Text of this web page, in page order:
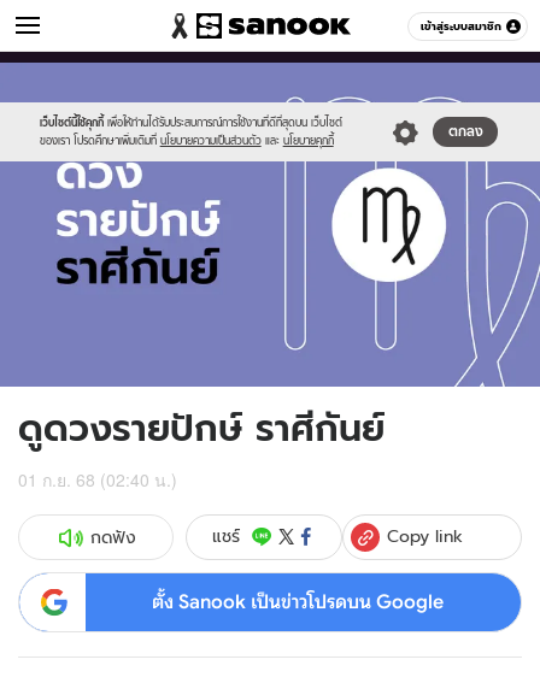
เข้าสู่ระบบสมาชิก
ดูดวง หมวดอื่นๆ
เว็บไซต์นี้ใช้คุกกี้ เพื่อให้ท่านได้รับประสบการณ์การใช้งานที่ดีที่สุดบน เว็บไซต์
ของเรา โปรดศึกษาเพิ่มเติมที่ นโยบายความเป็นส่วนตัว และ นโยบายคุกกี้
ตกลง
new-
sanook.png
virgo.jpg
ดูดวงรายปักษ์ ราศีกันย์
01 ก.ย. 68 (02:40 น.)
กดฟัง แชร์ Copy link
ตั้ง Sanook เป็นข่าวโปรดบน Google